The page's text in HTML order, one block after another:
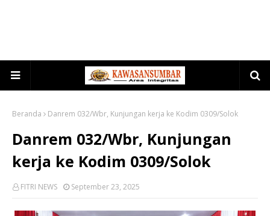
Beranda Danrem 032/Wbr, Kunjungan kerja ke Kodim 0309/Solok
Danrem 032/Wbr, Kunjungan
kerja ke Kodim 0309/Solok
FITRI NEWS September 23, 2025